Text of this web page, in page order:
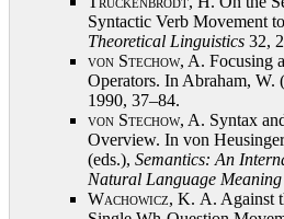
Syntactic Verb Movement
Theoretical Linguistics 32,
von Stechow, A. Focusing
Operators. In Abraham, W.
1990, 37–84.
von Stechow, A. Syntax
Overview. In von
(eds.), Semantics: An
Natural Language Meaning
Wachowicz, K. A. Against